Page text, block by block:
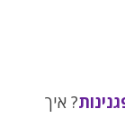
? איך